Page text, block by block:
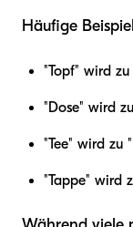
Häufige
"Topf" wird zu
"Dose" wird
"Tee" wird zu
"Tappe" wird